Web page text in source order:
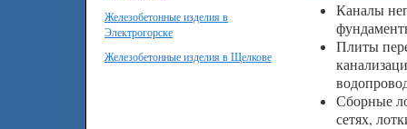
Железобетонные изделия в
Электрогорске
Железобетонные изделия в Щелкове
Каналы
Плиты
Сборные
сетях,